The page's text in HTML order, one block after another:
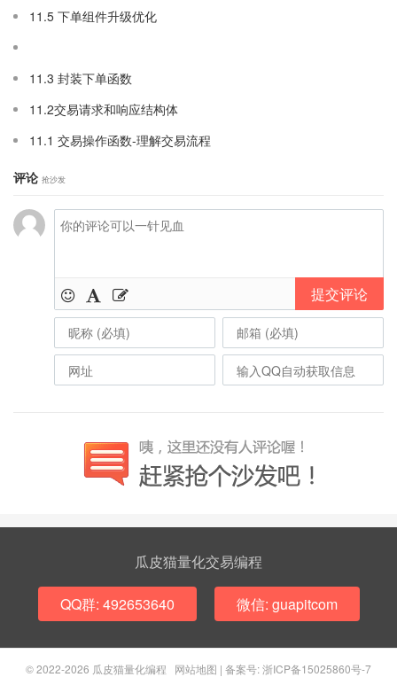
11.5 下单组件升级优化
11.3 封装下单函数
11.2交易请求和响应结构体
11.1 交易操作函数-理解交易流程
评论 抢沙发
提交评论
瓜皮猫量化交易编程
QQ群: 492653640 微信: guapitcom
© 2022-2026 瓜皮猫量化编程 网站地图 | 备案号: 浙ICP备15025860号-7